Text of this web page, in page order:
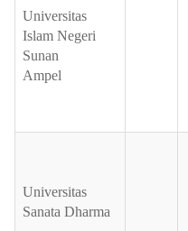
Universitas
Islam Negeri
Sunan
Ampel
Universitas
Sanata Dharma